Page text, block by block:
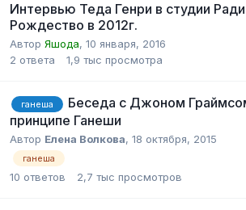
Интервью Теда Генри в студии
Рождество в 2012г.
Автор Яшода, 10 января, 2016
2 ответа 1,9 тыс просмотра
ганеша
Беседа с Джоном
принципе Ганеши
Автор Елена Волкова, 18 октября, 2015
ганеша
10 ответов 2,7 тыс просмотров